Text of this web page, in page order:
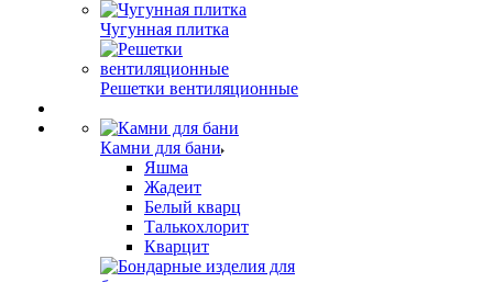
Чугунная плитка
Решетки вентиляционные
Камни для бани
Яшма
Жадеит
Белый кварц
Талькохлорит
Кварцит